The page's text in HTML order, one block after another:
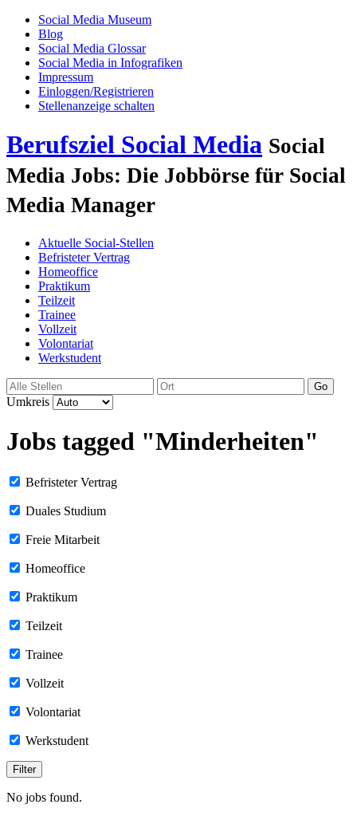
Social Media Museum
Blog
Social Media Glossar
Social Media in Infografiken
Impressum
Einloggen/Registrieren
Stellenanzeige schalten
Berufsziel Social Media Social
Media Jobs: Die Jobbörse für Social
Media Manager
Aktuelle Social-Stellen
Befristeter Vertrag
Homeoffice
Praktikum
Teilzeit
Trainee
Vollzeit
Volontariat
Werkstudent
Go
Umkreis
Jobs tagged "Minderheiten"
Befristeter Vertrag
Duales Studium
Freie Mitarbeit
Homeoffice
Praktikum
Teilzeit
Trainee
Vollzeit
Volontariat
Werkstudent
No jobs found.